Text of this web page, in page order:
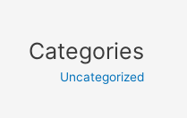
Categories
Uncategorized